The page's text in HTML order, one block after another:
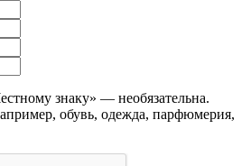
знаку» — необязательна.
обувь, одежда, парфюмерия,